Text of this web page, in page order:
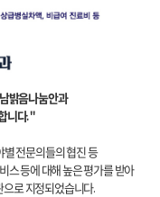
밝음나눔안과
니다. "
전문의들의 협진 등
스 등에 대해 높은 평가를 받아
로 지정되었습니다.